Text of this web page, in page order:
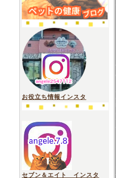
お役立ち情報インスタ
セブン＆エイト インスタ